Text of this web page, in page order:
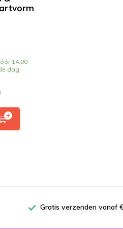
14.00
dag
Gratis verzenden vanaf